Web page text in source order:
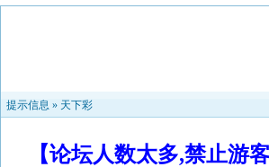
提示信息 » 天下彩
【论坛人数太多,禁止